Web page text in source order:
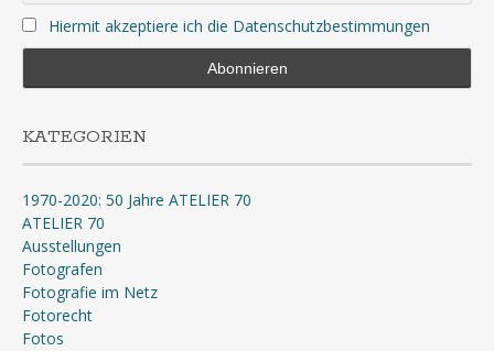
Hiermit akzeptiere ich die Datenschutzbestimmungen
KATEGORIEN
1970-2020: 50 Jahre ATELIER 70
ATELIER 70
Ausstellungen
Fotografen
Fotografie im Netz
Fotorecht
Fotos